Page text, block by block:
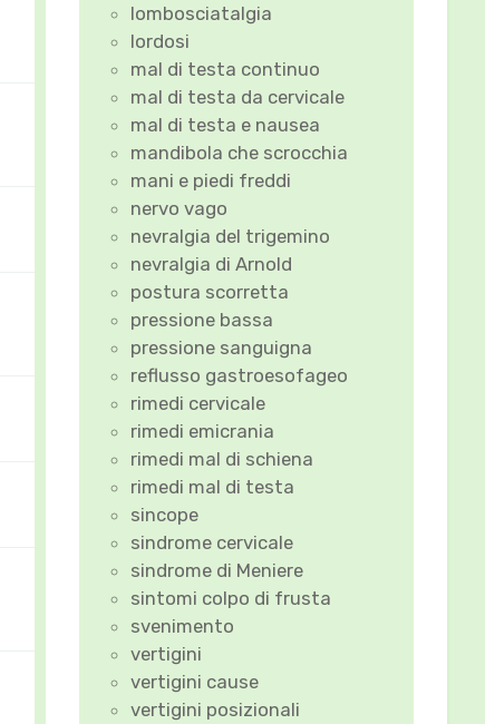
lombosciatalgia
lordosi
mal di testa continuo
mal di testa da cervicale
mal di testa e nausea
mandibola che scrocchia
mani e piedi freddi
nervo vago
nevralgia del trigemino
nevralgia di Arnold
postura scorretta
pressione bassa
pressione sanguigna
reflusso gastroesofageo
rimedi cervicale
rimedi emicrania
rimedi mal di schiena
rimedi mal di testa
sincope
sindrome cervicale
sindrome di Meniere
sintomi colpo di frusta
svenimento
vertigini
vertigini cause
vertigini posizionali